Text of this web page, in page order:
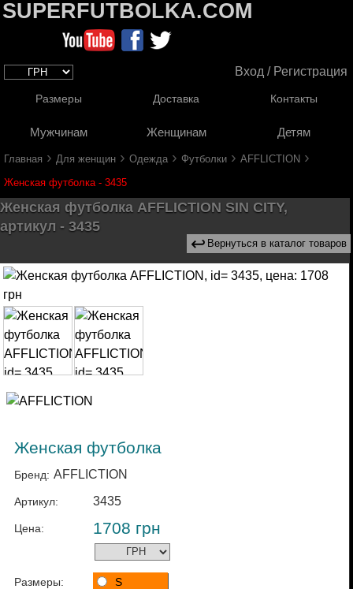
SUPERFUTBOLKA.COM
Вход / Регистрация
Размеры Доставка Контакты
Мужчинам Женщинам Детям
Главная › Для женщин › Одежда › Футболки › AFFLICTION ›
Женская футболка - 3435
Женская футболка AFFLICTION SIN CITY,
артикул - 3435
↩ Вернуться в каталог товаров
Женская футболка
Бренд: AFFLICTION
Артикул: 3435
Цена: 1708 грн
Размеры:
S